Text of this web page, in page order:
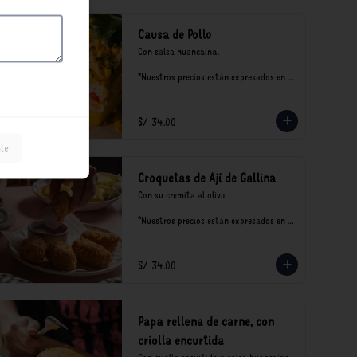
Causa de Pollo
Con salsa huancaína.
*Nuestros precios están expresados en
S/ 34.00
Croquetas de Ají de Gallina
Con su cremita al olivo.
*Nuestros precios están expresados en
S/ 34.00
Papa rellena de carne, con
criolla encurtida